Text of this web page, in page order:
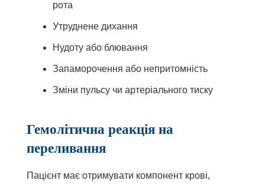
рота
Утруднене дихання
Нудоту або блювання
Запаморочення або непритомність
Зміни пульсу чи артеріального тиску
Гемолітична реакція на
переливання
Пацієнт має отримувати компонент крові,